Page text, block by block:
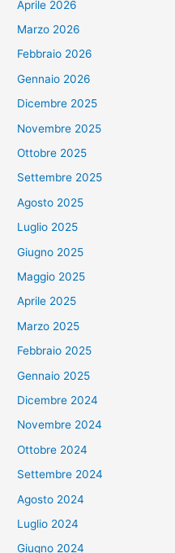
Aprile 2026
Marzo 2026
Febbraio 2026
Gennaio 2026
Dicembre 2025
Novembre 2025
Ottobre 2025
Settembre 2025
Agosto 2025
Luglio 2025
Giugno 2025
Maggio 2025
Aprile 2025
Marzo 2025
Febbraio 2025
Gennaio 2025
Dicembre 2024
Novembre 2024
Ottobre 2024
Settembre 2024
Agosto 2024
Luglio 2024
Giugno 2024